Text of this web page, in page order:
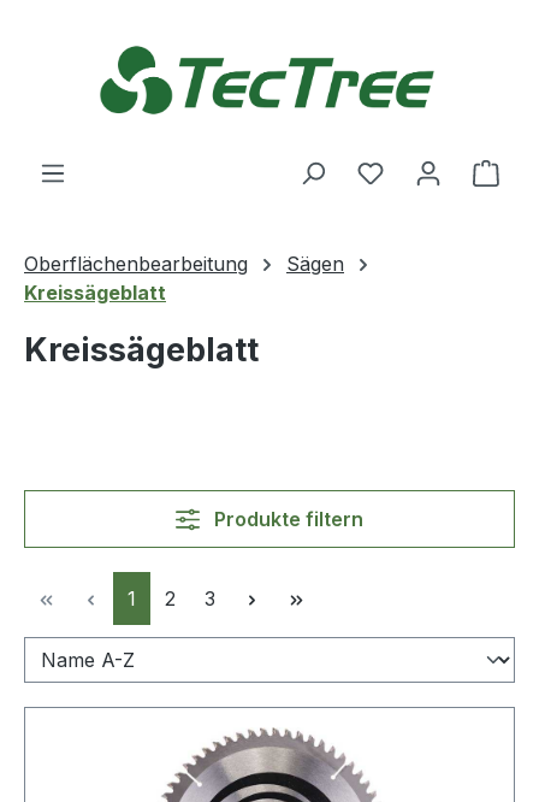
Du hast 0
Oberflächenbearbeitung
Sägen
Kreissägeblatt
Kreissägeblatt
Produkte filtern
Seite
1 Seite
2 Seite
3